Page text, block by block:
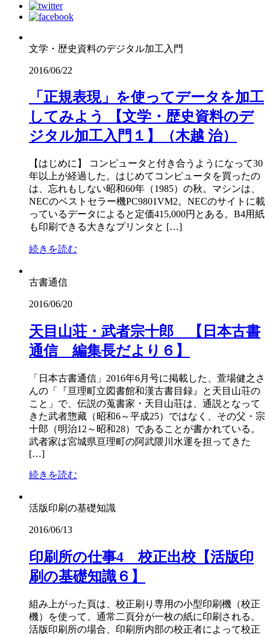
文学・歴史資料のデジタル加工入門
2016/06/22
「正規表現」を使ってデータを加工
してみよう 【文学・歴史資料のデ
ジタル加工入門１】（木越 治）
【はじめに】 コンピュータと付き合うようになって30
年以上が経過した。はじめてコンピュータを買ったの
は、忘れもしない昭和60年（1985）の秋。マシンは、
NECのベストセラー機PC9801VM2。NECのサイトに載
っているデータによると定価415,000円とある。B4用紙
も印刷できる大きなプリンタと […]
続きを読む
古書通信
2016/06/20
天目山荘・武者宗十郎 【日本古書
通信 編集長だより６】
「日本古書通信」2016年6月号に掲載した、萱場健之さ
んの「『亘理町立図書館和漢古書目録』と天目山荘の
こと」で、伝説の蒐書家・天目山荘は、通説となって
きた武者惣藏（昭和6～平成25）ではなく、その父・宗
十郎（明治12～昭和28）であることが書かれている。
武者家は宮城県亘理町の阿武隈川水運を担ってきた
[…]
続きを読む
活版印刷の基礎知識
2016/06/13
印刷所の仕事4 校正出校【活版印
刷の基礎知識６】
組み上がった頁は、校正刷り専用の小型印刷機（校正
機）を使って、通常二頁分が一枚の紙に印刷される。
活版印刷所の場合、印刷所内部の校正者によって校正